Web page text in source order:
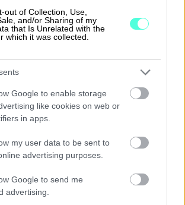
out of Collection, Use,
and/or Sharing of my
that Is Unrelated with the
which it was collected.
Google to enable storage
like cookies on web or
in apps.
my user data to be sent to
advertising purposes.
Google to send me
advertising.